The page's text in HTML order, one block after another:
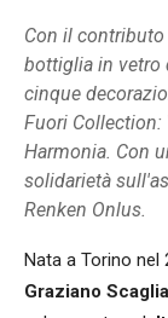
Con il contributo
bottiglia in vetro
cinque
Fuori Collection:
Harmonia. Con
solidarietà
Renken Onlus.
Nata a Torino nel
Graziano Scaglia